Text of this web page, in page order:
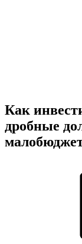
Как
дробные